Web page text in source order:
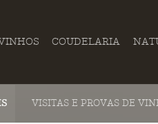
COUDELARIA
VISITAS E PROVAS DE